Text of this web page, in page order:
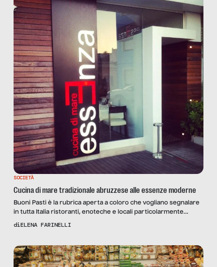
SOCIETÀ
Cucina di mare tradizionale abruzzese alle essenze moderne
Buoni Pasti è la rubrica aperta a coloro che vogliano segnalare
in tutta Italia ristoranti, enoteche e locali particolarmente
indicati per pause pranzo o cene di lavoro, con un occhio
Senza Filtro […]
diELENA FARINELLI